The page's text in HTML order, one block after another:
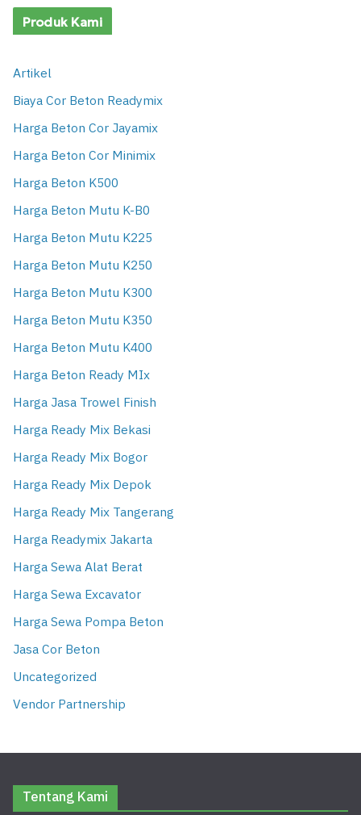
Produk Kami
Artikel
Biaya Cor Beton Readymix
Harga Beton Cor Jayamix
Harga Beton Cor Minimix
Harga Beton K500
Harga Beton Mutu K-B0
Harga Beton Mutu K225
Harga Beton Mutu K250
Harga Beton Mutu K300
Harga Beton Mutu K350
Harga Beton Mutu K400
Harga Beton Ready MIx
Harga Jasa Trowel Finish
Harga Ready Mix Bekasi
Harga Ready Mix Bogor
Harga Ready Mix Depok
Harga Ready Mix Tangerang
Harga Readymix Jakarta
Harga Sewa Alat Berat
Harga Sewa Excavator
Harga Sewa Pompa Beton
Jasa Cor Beton
Uncategorized
Vendor Partnership
Tentang Kami